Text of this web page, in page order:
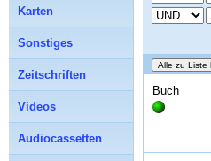
Buch
Karten
Sonstiges
Zeitschriften
Videos
Audiocassetten